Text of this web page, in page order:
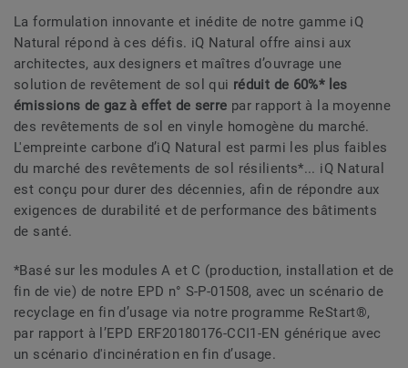
La formulation innovante et inédite de notre gamme iQ
Natural répond à ces défis. iQ Natural offre ainsi aux
architectes, aux designers et maîtres d’ouvrage une
solution de revêtement de sol qui réduit de 60%* les
émissions de gaz à effet de serre par rapport à la moyenne
des revêtements de sol en vinyle homogène du marché.
L'empreinte carbone d’iQ Natural est parmi les plus faibles
du marché des revêtements de sol résilients*... iQ Natural
est conçu pour durer des décennies, afin de répondre aux
exigences de durabilité et de performance des bâtiments
de santé.
*Basé sur les modules A et C (production, installation et de
fin de vie) de notre EPD n° S-P-01508, avec un scénario de
recyclage en fin d’usage via notre programme ReStart®,
par rapport à l’EPD ERF20180176-CCI1-EN générique avec
un scénario d'incinération en fin d’usage.